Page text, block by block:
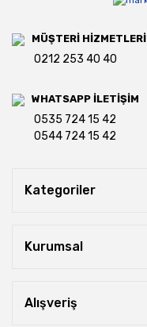
MÜŞTERİ HİZMETLERİ
0212 253 40 40
WHATSAPP İLETİŞİM
0535 724 15 42
0544 724 15 42
Kategoriler
Kurumsal
Alışveriş